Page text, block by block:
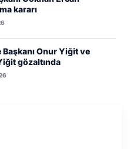
kararı
Onur Yiğit ve
gözaltında